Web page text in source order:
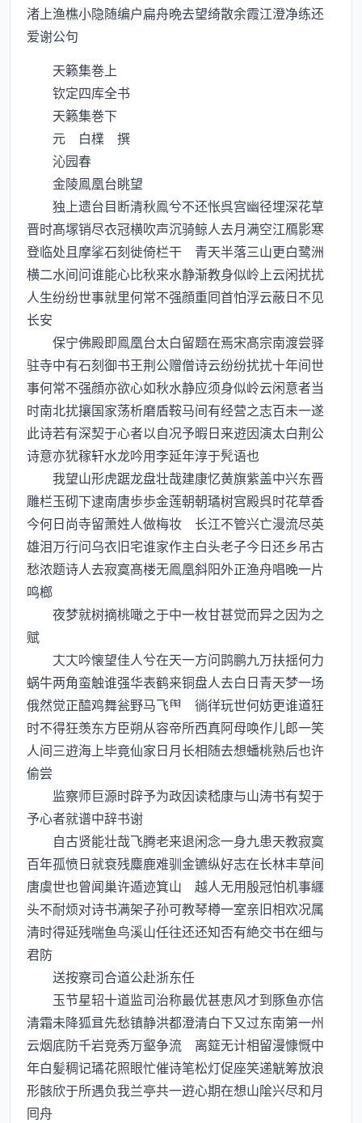
渚上渔樵小隐随编户扁舟晩去望绮散余霞江澄净练还
爱谢公句
天籁集巻上
钦定四库全书
天籁集巻下
元 白檏 撰
沁园春
金陵鳯凰台眺望
独上遗台目断清秋鳯兮不还怅呉宫幽径埋深花草
晋时髙塜销尽衣冠横吹声沉骑鲸人去月满空江鴈影寒
登临处且摩挲石刻徙倚栏干 青天半落三山更白鹭洲
横二水间问谁能心比秋来水静渐教身似岭上云闲扰扰
人生纷纷世事就里何常不强顔重囘首怕浮云蔽日不见
长安
保宁佛殿即鳯凰台太白留题在焉宋髙宗南渡尝驿
驻寺中有石刻御书王荆公赠僧诗云纷纷扰扰十年间世
事何常不强顔亦欲心如秋水静应须身似岭云闲意者当
时南北扰攘国家荡析磨盾鞍马间有经营之志百未一遂
此诗若有深契于心者以自况予暇日来逰因演太白荆公
诗意亦犹稼轩水龙吟用李延年淳于髠语也
我望山形虎踞龙盘壮哉建康忆黄旗紫盖中兴东晋
雕栏玉砌下逮南唐歩歩金莲朝朝璚树宫殿呉时花草香
今何日尚寺留萧姓人做梅妆 长江不管兴亡漫流尽英
雄泪万行问乌衣旧宅谁家作主白头老子今日还乡吊古
愁浓题诗人去寂寞髙楼无鳯凰斜阳外正渔舟唱晚一片
鸣榔
夜梦就树摘桃噉之于中一枚甘甚觉而异之因为之
赋
吟懐望佳人兮在天一方问鹍鹏九万扶揺何力
蜗牛两角蛮触谁强华表鹤来铜盘人去白日青天梦一场
俄然觉正醯鸡舞瓮野马飞 徜徉玩世何妨更谁道狂
时不得狂羡东方臣朔从容帝所西真阿母唤作儿郎一笑
人间三逰海上毕竟仙家日月长相随去想蟠桃熟后也许
偷尝
监察师巨源时辟予为政因读嵇康与山涛书有契于
予心者就谱中辞书谢
自古贤能壮哉飞腾老来退闲念一身九患天教寂寞
百年孤愤日就衰残麋鹿难驯金镳纵好志在长林丰草间
唐虞世也曾闻巢许遁迹箕山 越人无用殷冠怕机事纒
头不耐烦对诗书满架子孙可教琴樽一室亲旧相欢况属
清时得延残喘鱼鸟溪山任往还还知否有絶交书在细与
君防
送按察司合道公赴浙东任
玉节星轺十道监司治称最优甚恵风才到豚鱼亦信
清霜未降狐先愁镇静洪都澄清白下又过东南第一州
云烟底防千岩竞秀万壑争流 离筵无计相留漫慷慨中
年白髪稠记璚花照眼忙催诗笔松灯促座笑递觥筹放浪
形骸欣于所遇负我兰亭共一逰心期在想山隂兴尽和月
囘舟